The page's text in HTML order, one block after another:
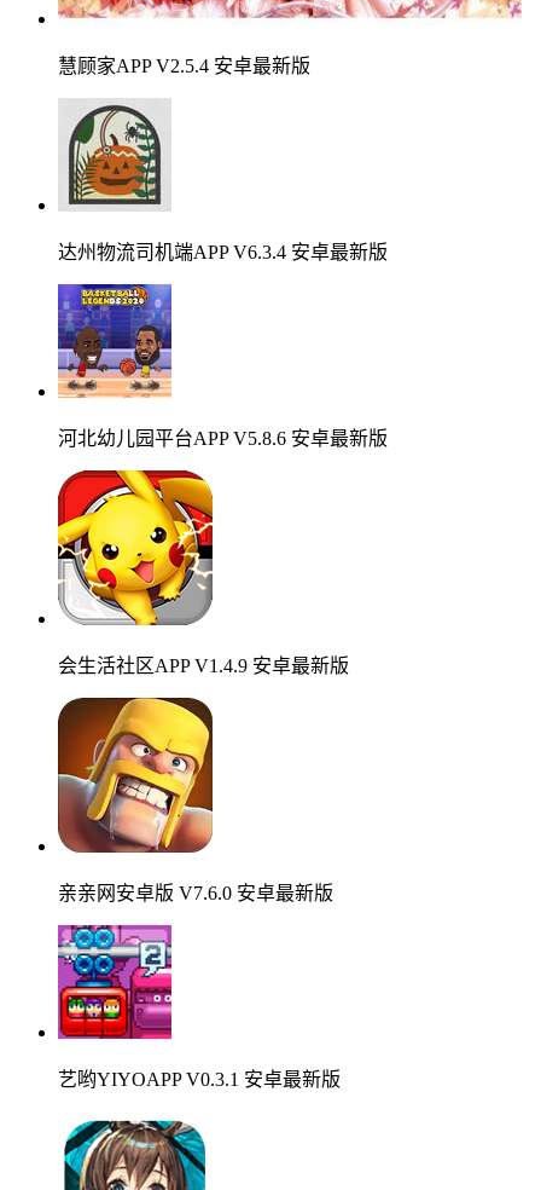
慧顾家APP V2.5.4 安卓最新版
达州物流司机端APP V6.3.4 安卓最新版
河北幼儿园平台APP V5.8.6 安卓最新版
会生活社区APP V1.4.9 安卓最新版
亲亲网安卓版 V7.6.0 安卓最新版
艺哟YIYOAPP V0.3.1 安卓最新版